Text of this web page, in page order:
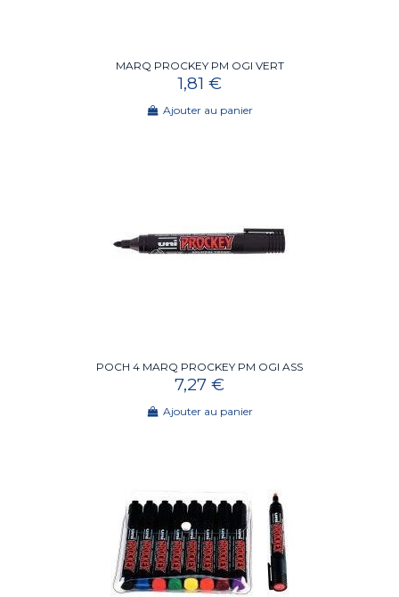
MARQ PROCKEY PM OGI VERT
1,81 €
Ajouter au panier
POCH 4 MARQ PROCKEY PM OGI ASS
7,27 €
Ajouter au panier